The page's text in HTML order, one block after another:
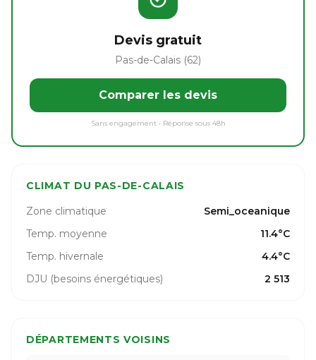
Devis gratuit
Pas-de-Calais (62)
Comparer les devis
Sans engagement • Réponse sous 48h
CLIMAT DU PAS-DE-CALAIS
Zone climatique
Semi_oceanique
Temp. moyenne
11.4°C
Temp. hivernale
4.4°C
DJU (besoins énergétiques)
2 513
DÉPARTEMENTS VOISINS